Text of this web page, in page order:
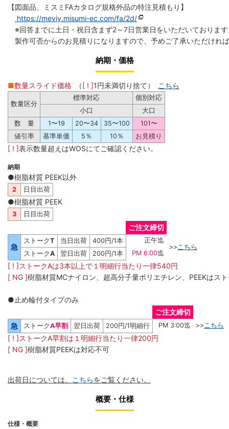
【図面品、ミスミFAカタログ規格外品の特注見積もり】
https://meviy.misumi-ec.com/fa/2d/
※回答までに土日・祝日含まず2～7日営業日をいただいておりま
製作可否からのお見積りになりますので、予めご了承いただけれ
納期・価格
■数量スライド価格 （[ ! ]1円未満切り捨て） こちら
数量区分
標準対応
個別対応
小口
大口
数 量
1〜19 20〜34 35〜100
101〜
値引率
基準単価 5％ 10％ お見積り
[ ! ]表示数量超えはWOSにてご確認ください。
納期
●樹脂材質 PEEK以外
2 日目出荷
●樹脂材質 PEEK
3 日目出荷
ご注文締切
急
ストークT 当日出荷 400円/1本
正午迄
>>こちら
ストークA 翌日出荷 200円/1本 PM 6:00迄
[ ! ]ストークAは3本以上で１明細行当たり一律540円
[ NG ]樹脂材質MCナイロン、超高分子量ポリエチレン、PEEKはス
●止め輪付タイプのみ
ご注文締切
急
ストークA早割 翌日出荷 200円/1明細行 PM 3:00迄 >>こちら
[ ! ]ストークA早割は１明細行当たり一律200円
[ NG ]樹脂材質PEEKは対応不可
出荷日については、 こちらをご覧ください。
概要・仕様
仕様・概要